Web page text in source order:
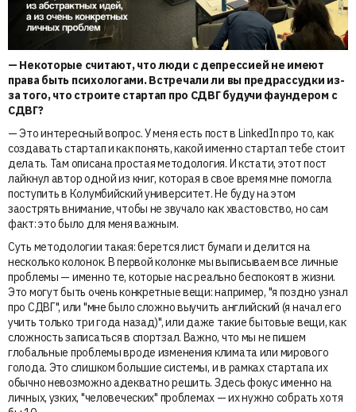
— Некоторые считают, что люди с депрессией не имеют
права быть психологами. Встречали ли вы предрассудки из-
за того, что строите стартап про СДВГ будучи фаундером с
СДВГ?
— Это интересный вопрос. У меня есть пост в LinkedIn про то, как
создавать стартап и как понять, какой именно стартап тебе стоит
делать. Там описана простая методология. И кстати, этот пост
лайкнул автор одной из книг, которая в свое время мне помогла
поступить в Колумбийский университет. Не буду на этом
заострять внимание, чтобы не звучало как хвастовство, но сам
факт: это было для меня важным.
Суть методологии такая: берется лист бумаги и делится на
несколько колонок. В первой колонке мы выписываем все личные
проблемы — именно те, которые нас реально беспокоят в жизни.
Это могут быть очень конкретные вещи: например, "я поздно узнал
про СДВГ", или "мне было сложно выучить английский (я начал его
учить только три года назад)", или даже такие бытовые вещи, как
сложность записаться в спортзал. Важно, что мы не пишем
глобальные проблемы вроде изменения климата или мирового
голода. Это слишком большие системы, и в рамках стартапа их
обычно невозможно адекватно решить. Здесь фокус именно на
личных, узких, "человеческих" проблемах — их нужно собрать хотя